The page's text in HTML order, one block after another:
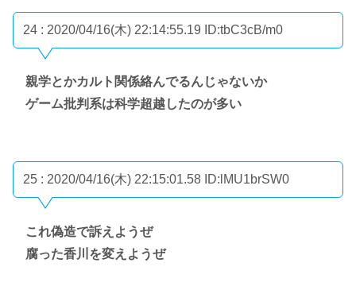
24 : 2020/04/16(木) 22:14:55.19 ID:tbC3cB/m0
親学とかカルト関係絡んでるんじゃないか
ゲーム批判系は科学超越したのが多い
25 : 2020/04/16(木) 22:15:01.58 ID:lMU1brSW0
これ偽造で訴えようぜ
腐った香川を変えようぜ